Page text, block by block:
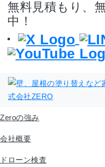
無料見積もり、
中！
Zeroの強み
会社概要
ドローン検査